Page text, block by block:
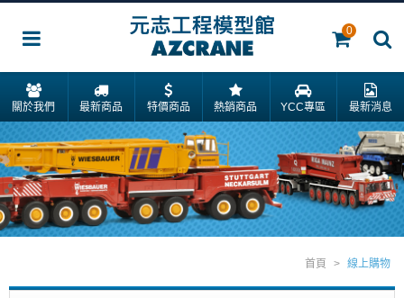
0
關於我們 最新商品 特價商品 熱銷商品 YCC專區 最新消息
首頁 > 線上購物